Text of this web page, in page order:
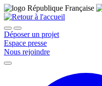
Déposer un projet
Espace presse
Nous rejoindre